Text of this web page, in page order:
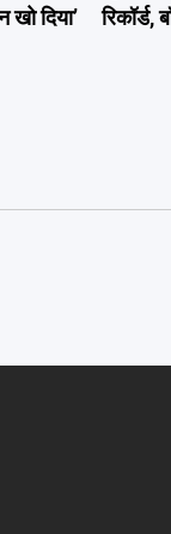
दिया’